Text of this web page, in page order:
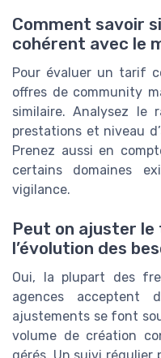
Comment savoir
cohérent avec le
Pour évaluer un tarif
offres de community
similaire. Analysez le
prestations et niveau
Prenez aussi en
certains domaines
vigilance.
Peut on ajuster
l’évolution des
Oui, la plupart des
agences acceptent
ajustements se font
volume de création